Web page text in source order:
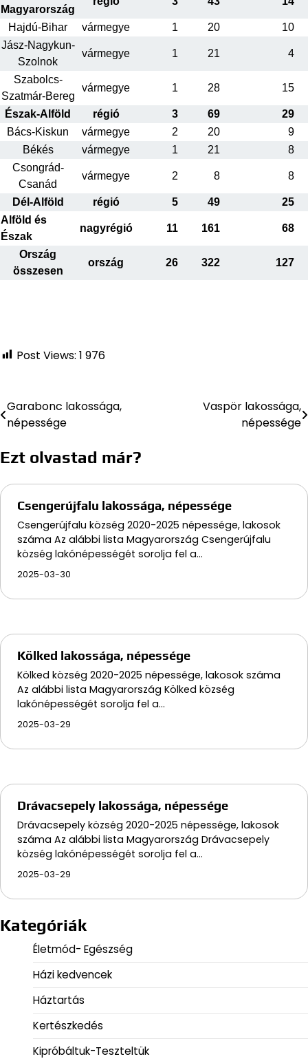
Magyarország
Hajdú-Bihar vármegye 1 20
10
Jász-Nagykun-
Szolnok
vármegye 1 21 4
Szabolcs-
Szatmár-Bereg
vármegye 1 28 15
Észak-Alföld régió 3 69
29
Bács-Kiskun
vármegye 2 20
9
Békés
vármegye 1 21
8
Csongrád-
Csanád
vármegye 2 8 8
Dél-Alföld régió 5 49
25
Alföld és
Észak
nagyrégió 11 161 68
Ország
összesen
ország 26 322 127
Post Views: 1 976
Bejegyzés
navigáció
Garabonc lakossága,
népessége
Vaspör lakossága,
népessége
Ezt olvastad már?
Csengerújfalu lakossága, népessége
Csengerújfalu község 2020-2025 népessége, lakosok
száma Az alábbi lista Magyarország Csengerújfalu
község lakónépességét sorolja fel a…
2025-03-30
Kölked lakossága, népessége
Kölked község 2020-2025 népessége, lakosok száma
Az alábbi lista Magyarország Kölked község
lakónépességét sorolja fel a…
2025-03-29
Drávacsepely lakossága, népessége
Drávacsepely község 2020-2025 népessége, lakosok
száma Az alábbi lista Magyarország Drávacsepely
község lakónépességét sorolja fel a…
2025-03-29
Kategóriák
Életmód- Egészség
Házi kedvencek
Háztartás
Kertészkedés
Kipróbáltuk-Teszteltük